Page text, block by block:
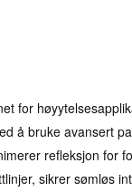
for
å bruke avansert
refleksjon for
sikrer sømløs